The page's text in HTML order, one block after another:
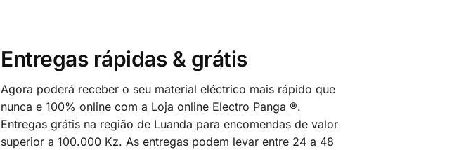
Entregas rápidas & grátis
Agora poderá receber o seu material eléctrico mais rápido que
nunca e 100% online com a Loja online Electro Panga ®.
Entregas grátis na região de Luanda para encomendas de valor
superior a 100.000 Kz. As entregas podem levar entre 24 a 48